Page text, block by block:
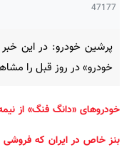
47177
پرشین خودرو: در این خبر
خودرو» در روز قبل را
خودروهای «دانگ فنگ» از
بنز خاص در ایران که